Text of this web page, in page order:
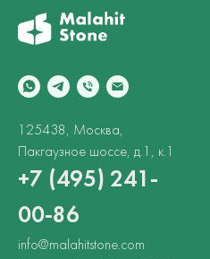
125438, Москва,
Пакгаузное шоссе, д.1, к.1
+7 (495) 241-
00-86
info@malahitstone.com